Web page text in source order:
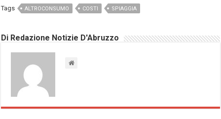
Tags ALTROCONSUMO COSTI SPIAGGIA
Di Redazione Notizie D'Abruzzo